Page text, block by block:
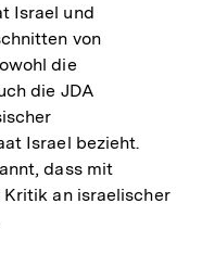
Israel und
von
die
die JDA
Israel bezieht.
dass mit
an israelischer